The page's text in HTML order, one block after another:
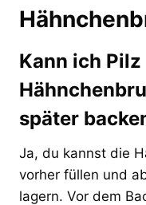
Kann ich
später
Ja, du kannst die
vorher füllen und
lagern. Vor dem